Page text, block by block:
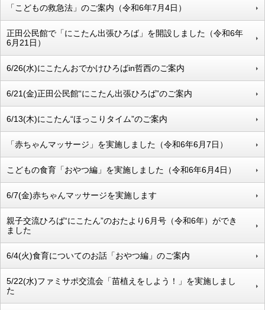
「こどもの救急法」のご案内（令和6年7月4日）
正田公民館で「にこたん出張ひろば」を開設しました（令和6年
6月21日）
6/26(水)にこたんおでかけひろばin哲西のご案内
6/21(金)正田公民館“にこたん出張ひろば”のご案内
6/13(木)にこたん“ほっこりタイム”のご案内
「赤ちゃんマッサージ」を実施しました（令和6年6月7日）
こどもの食育「おやつ編」を実施しました（令和6年6月4日）
6/7(金)赤ちゃんマッサージを実施します
親子交流ひろば“にこたん”のおたより6月号（令和6年）ができ
ました
6/4(火)食育についてのお話「おやつ編」のご案内
5/22(水)ファミサポ交流会「苗植えをしよう！」を実施しまし
た